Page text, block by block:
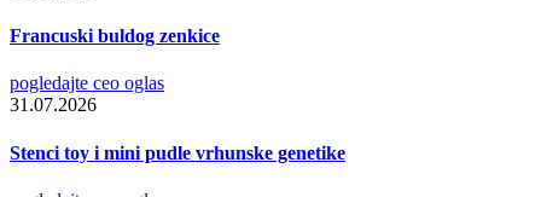
Francuski buldog zenkice
pogledajte ceo oglas
31.07.2026
Stenci toy i mini pudle vrhunske genetike